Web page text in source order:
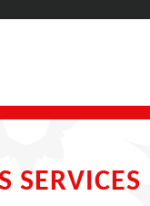
SERVICES